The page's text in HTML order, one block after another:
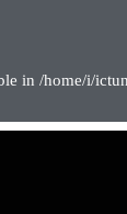
in /home/i/